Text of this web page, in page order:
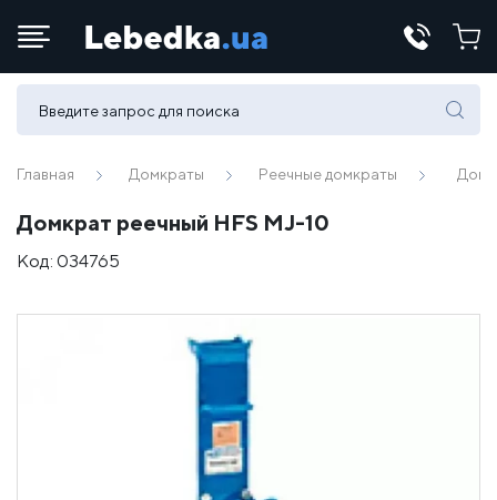
Телефоны:
(067) 430 82-15
Главная Домкраты Реечные домкраты
Домкрат реечный HFS MJ-10
Код: 034765